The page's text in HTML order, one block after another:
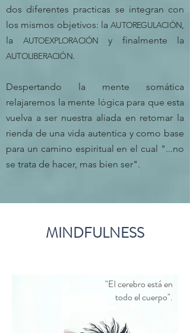
dos diferentes practicas se integran con
los mismos objetivos: laAUTOREGULACIÓN,
la AUTOEXPLORACIÓN y finalmente la
AUTOLIBERACIÓN.
Despertando la mente somática
relajaremos la mente lógica para que esta
vuelva a ser nuestra aliada en retomar la
rienda de una vida autentica y como base
para un camino espiritual en el cual "...no
se trata de hacer, mas bien ser".
MINDFULNESS
"El cerebro está en
todo el cuerpo".